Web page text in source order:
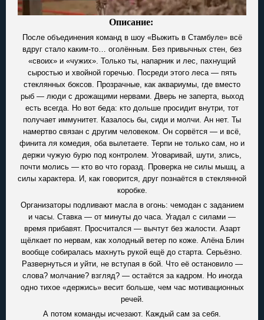
Описание:
После объединения команд в шоу «Выжить в Стамбуле» всё
вдруг стало каким-то… оголённым. Без привычных стен, без
«своих» и «чужих». Только ты, напарник и лес, пахнущий
сыростью и хвойной горечью. Посреди этого леса — пять
стеклянных боксов. Прозрачные, как аквариумы, где вместо
рыб — люди с дрожащими нервами. Дверь не заперта, выход
есть всегда. Но вот беда: кто дольше просидит внутри, тот
получает иммунитет. Казалось бы, сиди и молчи. Ан нет. Ты
намертво связан с другим человеком. Он сорвётся — и всё,
финита ля комедия, оба вылетаете. Терпи не только сам, но и
держи чужую бурю под контролем. Уговаривай, шути, злись,
почти молись — кто во что горазд. Проверка не силы мышц, а
силы характера. И, как говорится, друг познаётся в стеклянной
коробке.
Организаторы подливают масла в огонь: чемодан с заданием
и часы. Ставка — от минуты до часа. Угадал с силами —
время прибавят. Просчитался — вычтут без жалости. Азарт
щёлкает по нервам, как холодный ветер по коже. Алёна Блин
вообще собиралась махнуть рукой ещё до старта. Серьёзно.
Развернуться и уйти, не вступая в бой. Что её остановило —
слова? молчание? взгляд? — остаётся за кадром. Но иногда
одно тихое «держись» весит больше, чем час мотивационных
речей.
А потом команды исчезают. Каждый сам за себя.